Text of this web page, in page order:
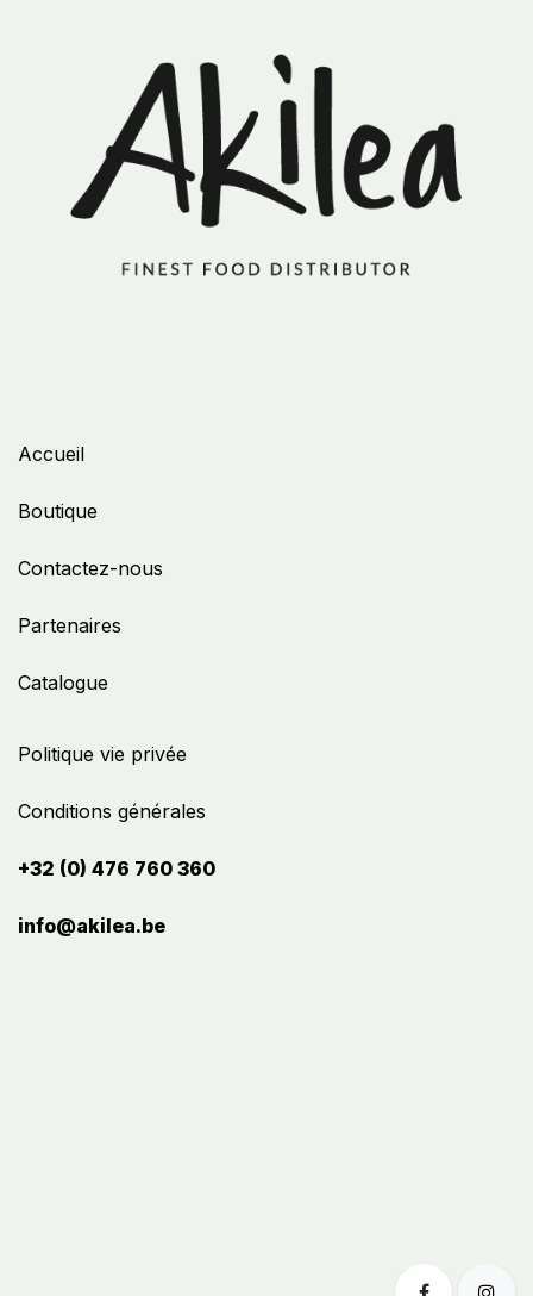
Politique vie privée
Conditions générales
+32 (0) 476 760 360
info@akilea.be​
Accueil
Boutique
Contactez-nous
Partenaires
Catalogue